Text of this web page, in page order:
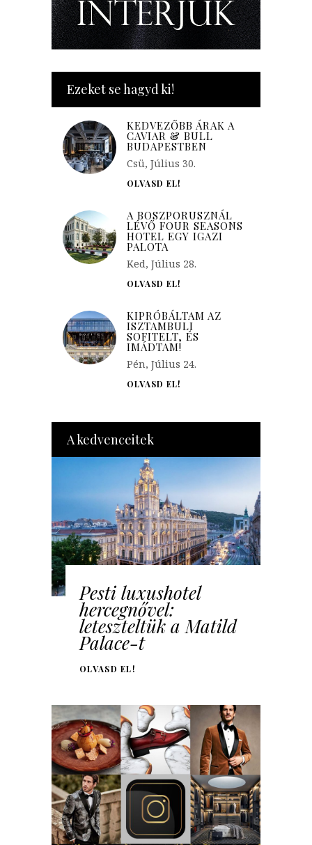
Ezeket se hagyd ki!
KEDVEZŐBB ÁRAK A
CAVIAR & BULL
BUDAPESTBEN
Csü, Július 30.
OLVASD EL!
A BOSZPORUSZNÁL
LÉVŐ FOUR SEASONS
HOTEL EGY IGAZI
PALOTA
Ked, Július 28.
OLVASD EL!
KIPRÓBÁLTAM AZ
ISZTAMBULI
SOFITELT, ÉS
IMÁDTAM!
Pén, Július 24.
OLVASD EL!
A kedvenceitek
Pesti luxushotel
hercegnővel:
leteszteltük a Matild
Palace-t
OLVASD EL!